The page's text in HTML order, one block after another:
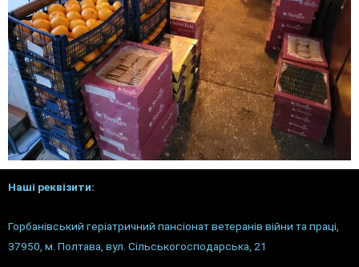
Наші реквізити:
Горбанівський геріатричний пансіонат ветеранів війни та праці,
37950, м. Полтава, вул. Сільськогосподарська, 21